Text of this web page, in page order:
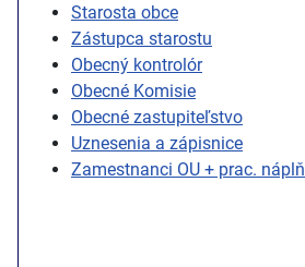
Starosta obce
Zástupca starostu
Obecný kontrolór
Obecné Komisie
Obecné zastupiteľstvo
Uznesenia a zápisnice
Zamestnanci OU + prac. náplň